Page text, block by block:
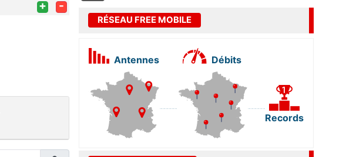
+ -
RÉSEAU FREE MOBILE
Antennes Débits
Records